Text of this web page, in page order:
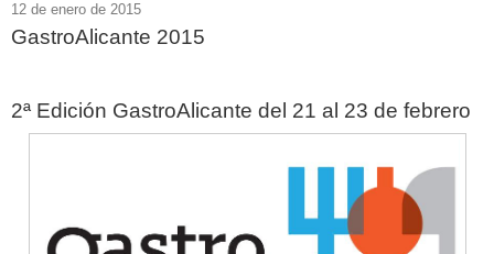
12 de enero de 2015
GastroAlicante 2015
2ª Edición GastroAlicante del 21 al 23 de febrero